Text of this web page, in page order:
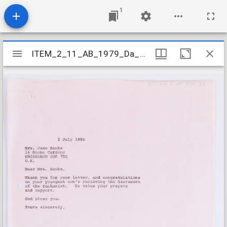
1
Mirador
viewer
ITEM_2_11_AB_1979_Da_3-4b_241
ITEM_2_11_AB_1979_Da_3-4b_241